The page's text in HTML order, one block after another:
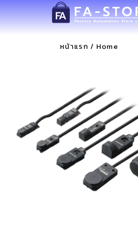
หน้าแรก / Home